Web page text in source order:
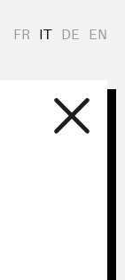
FR IT DE EN